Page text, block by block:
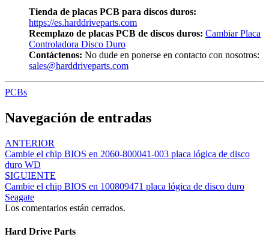
Tienda de placas PCB para discos duros:
https://es.harddriveparts.com
Reemplazo de placas PCB de discos duros: Cambiar Placa
Controladora Disco Duro
Contáctenos: No dude en ponerse en contacto con nosotros:
sales@harddriveparts.com
PCBs
Navegación de entradas
ANTERIOR
Cambie el chip BIOS en 2060-800041-003 placa lógica de disco
duro WD
SIGUIENTE
Cambie el chip BIOS en 100809471 placa lógica de disco duro
Seagate
Los comentarios están cerrados.
Hard Drive Parts